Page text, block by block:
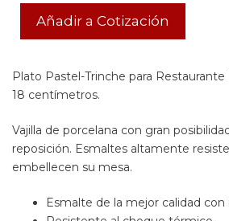
Añadir a Cotización
Plato Pastel-Trinche para
18 centímetros.
Vajilla de porcelana con gran
reposición. Esmaltes altamente
embellecen su mesa.
Esmalte de la mejor calidad con